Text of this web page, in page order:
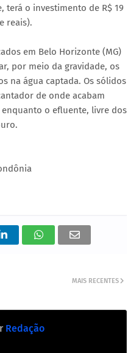
terá o investimento de R$ 19
reais).
em Belo Horizonte (MG)
por meio da gravidade, os
na água captada. Os sólidos
de onde acabam
o efluente, livre dos
MAIS RECENTES
Redação